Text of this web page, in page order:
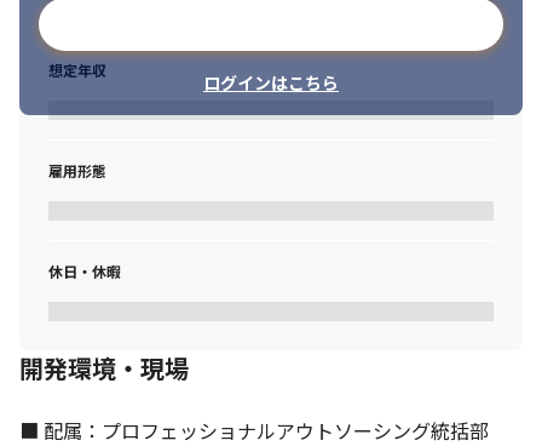
ログインはこちら
想定年収
雇用形態
休日・休暇
開発環境・現場
■ 配属：プロフェッショナルアウトソーシング統括部